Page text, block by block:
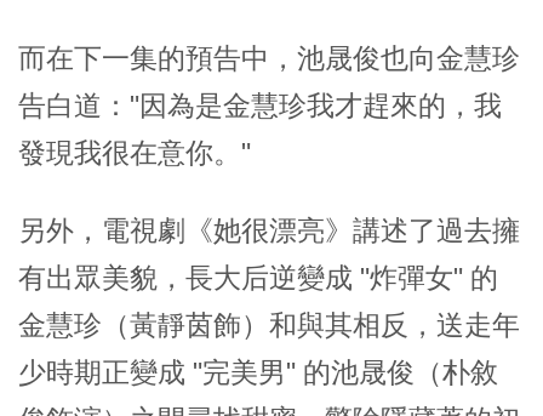
而在下一集的預告中，池晟俊也向金慧珍
告白道："因為是金慧珍我才趕來的，我
發現我很在意你。"
另外，電視劇《她很漂亮》講述了過去擁
有出眾美貌，長大后逆變成 "炸彈女" 的
金慧珍（黃靜茵飾）和與其相反，送走年
少時期正變成 "完美男" 的池晟俊（朴敘